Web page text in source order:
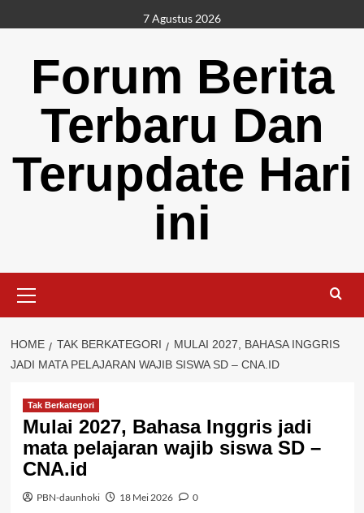
to
7 Agustus 2026
Forum Berita
Terbaru Dan
Terupdate Hari
ini
Menu
HOME TAK BERKATEGORI
MULAI 2027, BAHASA INGGRIS
JADI MATA PELAJARAN WAJIB SISWA SD – CNA.ID
Tak Berkategori
Mulai 2027, Bahasa Inggris jadi
mata pelajaran wajib siswa SD –
CNA.id
PBN-daunhoki 18 Mei 2026 0